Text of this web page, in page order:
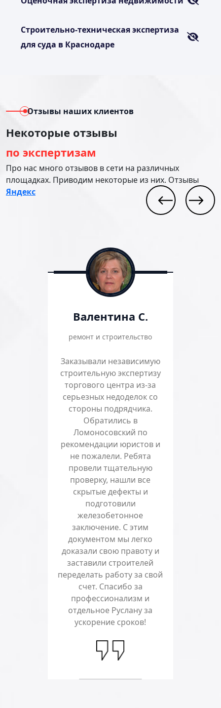
Строительно-техническая экспертиза
для суда в Краснодаре
Отзывы наших клиентов
Некоторые отзывы
по экспертизам
Про нас много отзывов в сети на различных
площадках. Приводим некоторые из них. Отзывы
Яндекс
Валентина С.
ремонт и строительство
Заказывали независимую
строительную экспертизу
торгового центра из-за
серьезных недоделок со
стороны подрядчика.
Обратились в
Ломоносовский по
рекомендации юристов и
не пожалели. Ребята
провели тщательную
проверку, нашли все
скрытые дефекты и
подготовили
железобетонное
заключение. С этим
документом мы легко
доказали свою правоту и
заставили строителей
переделать работу за свой
счет. Спасибо за
профессионализм и
отдельное Руслану за
ускорение сроков!